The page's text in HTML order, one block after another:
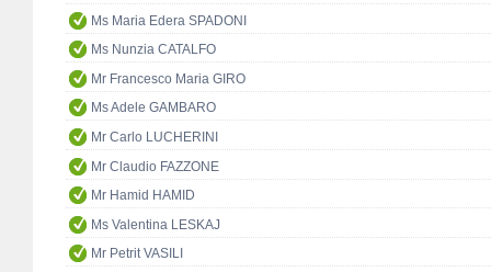
Ms Maria Edera SPADONI
Ms Nunzia CATALFO
Mr Francesco Maria GIRO
Ms Adele GAMBARO
Mr Carlo LUCHERINI
Mr Claudio FAZZONE
Mr Hamid HAMID
Ms Valentina LESKAJ
Mr Petrit VASILI